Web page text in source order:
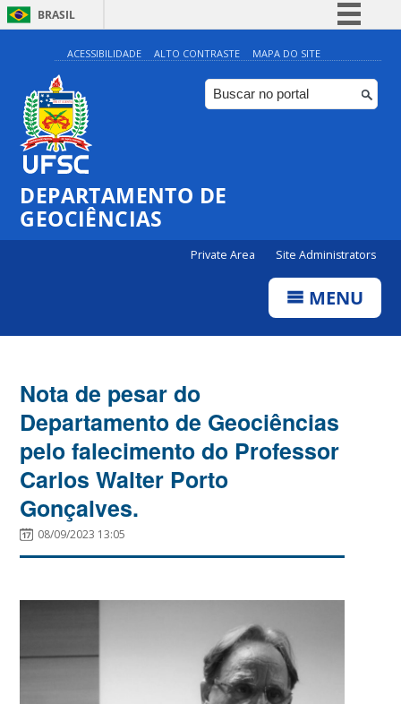
BRASIL
Simplifique!
Comunica BR
Participe
ACESSIBILIDADE ALTO CONTRASTE MAPA DO SITE
DEPARTAMENTO DE
GEOCIÊNCIAS
Private Area Site Administrators
MENU
Nota de pesar do
Departamento de Geociências
pelo falecimento do Professor
Carlos Walter Porto
Gonçalves.
08/09/2023 13:05